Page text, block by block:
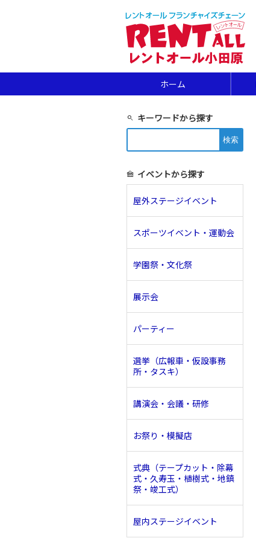
ホーム
search キーワードから探す
索:
festival イベントから探す
屋外ステージイベント
スポーツイベント・運動会
学園祭・文化祭
展示会
パーティー
選挙（広報車・仮設事務
所・タスキ）
講演会・会議・研修
お祭り・模擬店
式典（テープカット・除幕
式・久寿玉・植樹式・地鎮
祭・竣工式）
屋内ステージイベント